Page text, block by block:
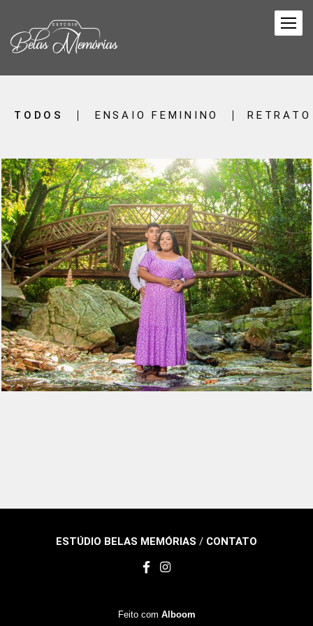
TODOS ENSAIO FEMININO
596 0
ESTÚDIO BELAS MEMÓRIAS / CONTATO
Feito com Alboom